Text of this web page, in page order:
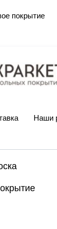
покрытие
Наши